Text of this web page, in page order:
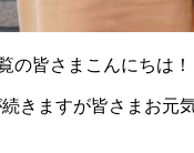
の皆さまこんにちは！
きますが皆さまお元